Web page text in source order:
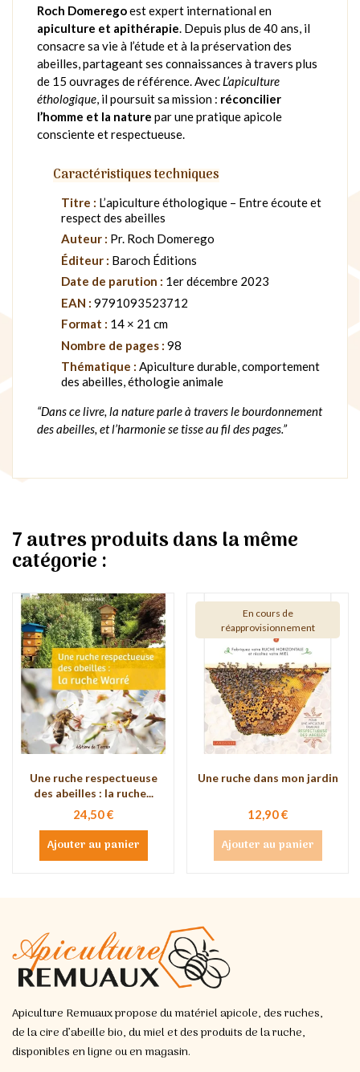
Roch Domeregoest expert international en
apiculture et apithérapie. Depuis plus de 40 ans, il
consacre sa vie à l’étude et à la préservation des
abeilles, partageant ses connaissances à travers plus
de 15 ouvrages de référence. Avec L’apiculture
éthologique, il poursuit sa mission : réconcilier
l’homme et la nature par une pratique apicole
consciente et respectueuse.
Caractéristiques techniques
Titre : L’apiculture éthologique – Entre écoute et
respect des abeilles
Auteur : Pr. Roch Domerego
Éditeur : Baroch Éditions
Date de parution : 1er décembre 2023
EAN : 9791093523712
Format : 14 × 21 cm
Nombre de pages : 98
Thématique : Apiculture durable, comportement
des abeilles, éthologie animale
“Dans ce livre, la nature parle à travers le bourdonnement
des abeilles, et l’harmonie se tisse au fil des pages.”
7 autres produits dans la même
catégorie :
Une ruche respectueuse
des abeilles : la ruche...
24,50 €
Ajouter au panier
En cours de
réapprovisionnement
Une ruche dans mon jardin
12,90 €
Ajouter au panier
Apiculture Remuaux propose du matériel apicole, des ruches,
de la cire d’abeille bio, du miel et des produits de la ruche,
disponibles en ligne ou en magasin.